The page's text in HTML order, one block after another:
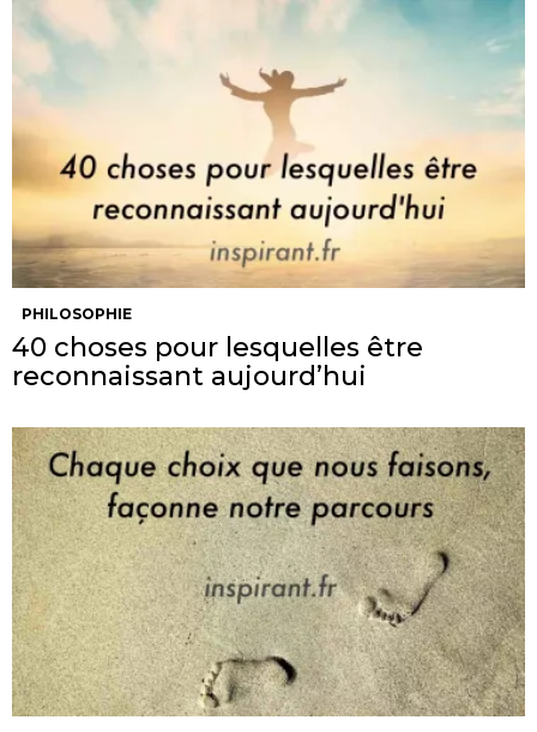
PHILOSOPHIE
40 choses pour lesquelles être
reconnaissant aujourd’hui